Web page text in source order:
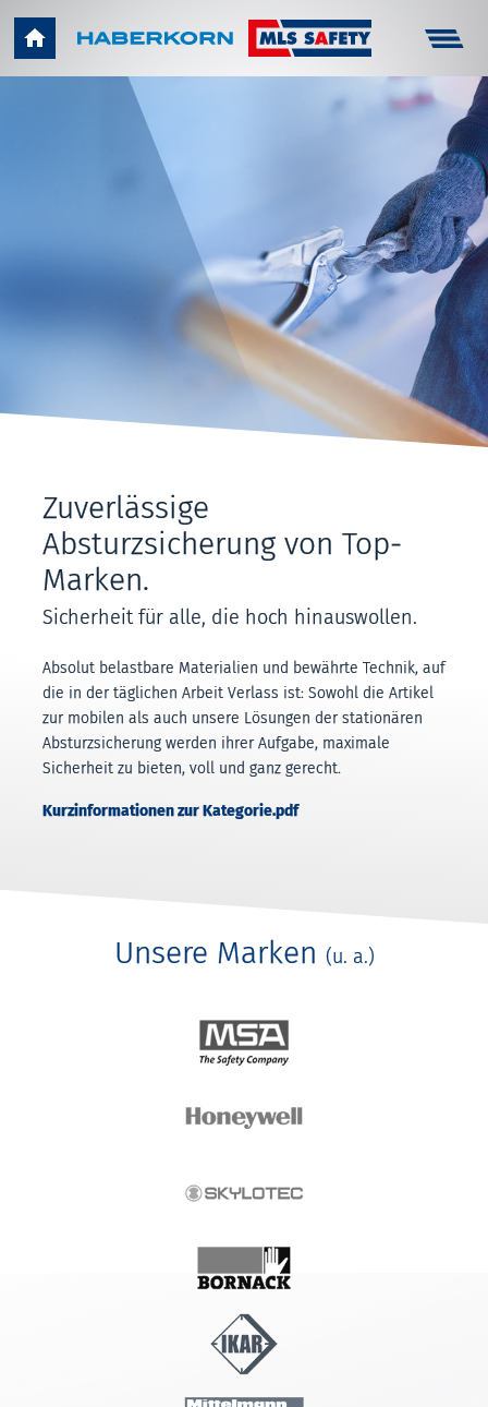
Arbeitsschutz
Technik
Karriere
Kontakt
Zuverlässige
Absturzsicherung von Top-
Marken.
Sicherheit für alle, die hoch hinauswollen.
Absolut belastbare Materialien und bewährte Technik, auf
die in der täglichen Arbeit Verlass ist: Sowohl die Artikel
zur mobilen als auch unsere Lösungen der stationären
Absturzsicherung werden ihrer Aufgabe, maximale
Sicherheit zu bieten, voll und ganz gerecht.
Kurzinformationen zur Kategorie.pdf
Unsere Marken (u. a.)